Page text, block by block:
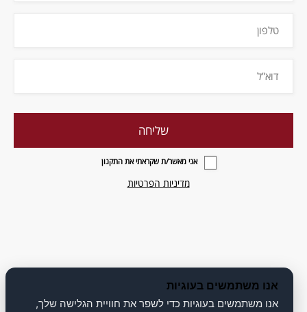
אני מאשר/ת שקראתי את התקנון
מדיניות הפרטיות
אנו משתמשים בעוגיות
אנו משתמשים בעוגיות כדי לשפר את חוויית הגלישה שלך,